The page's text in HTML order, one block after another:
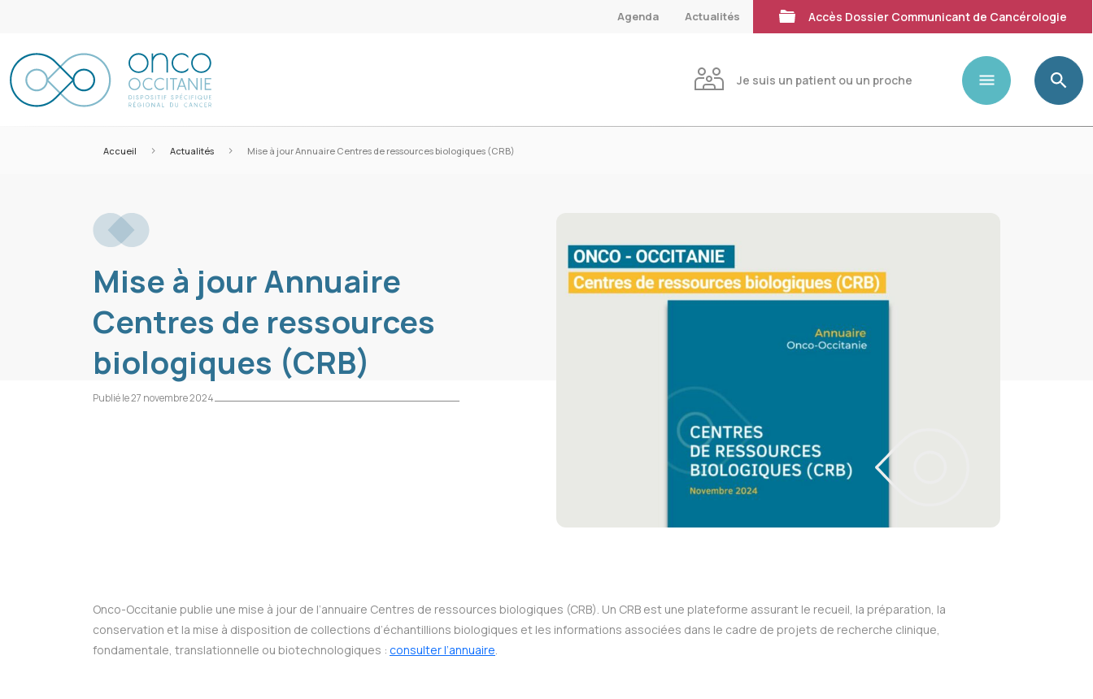
Agenda Actualités Accès Dossier Communicant de Cancérologie
Je suis un patient ou un proche
Accueil > Actualités > Mise à jour Annuaire Centres de ressources biologiques (CRB)
Mise à jour Annuaire
Centres de ressources
biologiques (CRB)
Publié le 27 novembre 2024
Onco-Occitanie publie une mise à jour de l’annuaire Centres de ressources biologiques (CRB). Un CRB est une plateforme assurant le recueil, la préparation, la
conservation et la mise à disposition de collections d’échantillions biologiques et les informations associées dans le cadre de projets de recherche clinique,
fondamentale, translationnelle ou biotechnologiques : consulter l’annuaire